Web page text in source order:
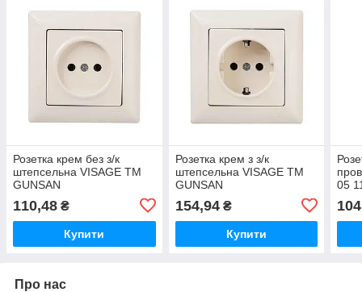
Розетка крем без з/к
штепсельна VISAGE ТМ
GUNSAN
110,48 ₴
Купити
Розетка крем з з/к
штепсельна VISAGE ТМ
GUNSAN
154,94₴
Купити
05
Про нас